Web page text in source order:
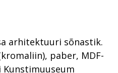
arhitektuuri sõnastik.
paber, MDF-
Kunstimuuseum